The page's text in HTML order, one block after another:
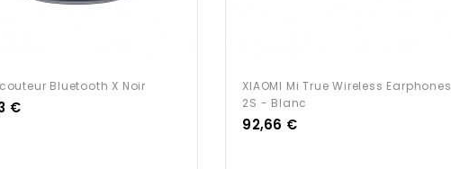
Bluetooth X Noir
€
XIAOMI Mi True Wireless Earphones
2S - Blanc
Prix
92,66 €